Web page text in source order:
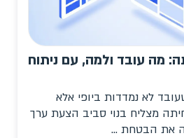
מה עובד ולמה, עם ניתוח
לא נמדדות ביופי אלא
מצליח בנוי סביב הצעת ערך
את הבטחת ...